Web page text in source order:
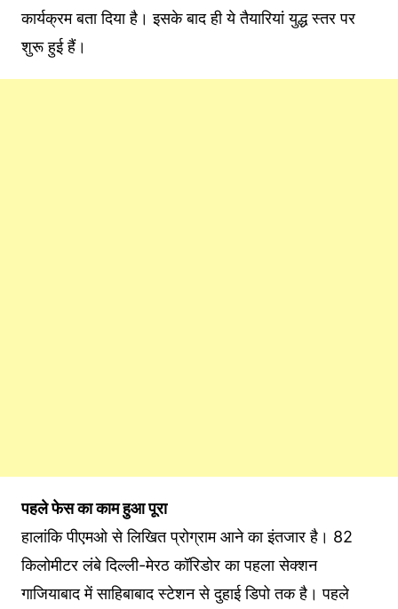
कार्यक्रम बता दिया है। इसके बाद ही ये तैयारियां युद्ध स्तर पर
शुरू हुई हैं।
पहले फेस का काम हुआ पूरा
हालांकि पीएमओ से लिखित प्रोग्राम आने का इंतजार है। 82
किलोमीटर लंबे दिल्ली-मेरठ कॉरिडोर का पहला सेक्शन
गाजियाबाद में साहिबाबाद स्टेशन से दुहाई डिपो तक है। पहले